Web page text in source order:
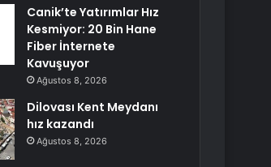
Canik’te Yatırımlar Hız
Kesmiyor: 20 Bin Hane
Fiber İnternete
Kavuşuyor
Ağustos 8, 2026
Dilovası Kent Meydanı
hız kazandı
Ağustos 8, 2026